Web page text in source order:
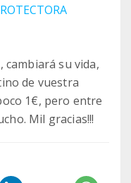
cambiará su vida,
de vuestra
1€, pero entre
Mil gracias!!!